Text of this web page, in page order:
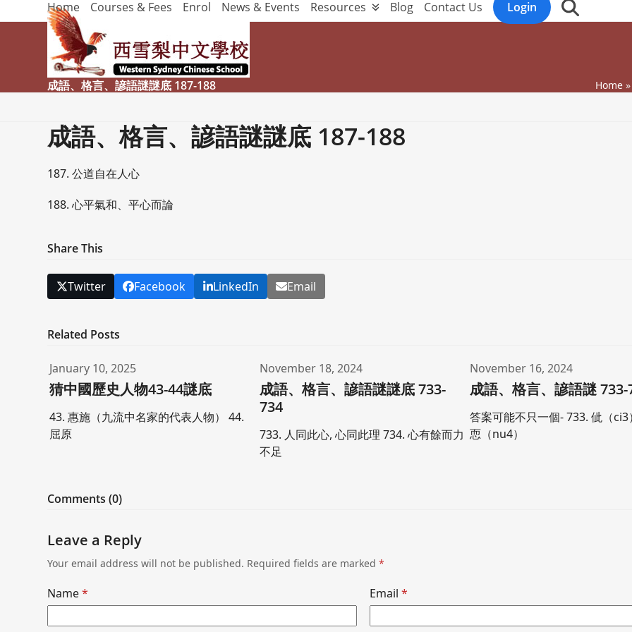
to
Home Courses & Fees Enrol News & Events Resources Blog Contact Us Login
成語、格言、諺語謎謎底 187-188 Home
成語、格言、諺語謎謎底 187-188
187. 公道自在人心
188. 心平氣和、平心而論
Share This
Twitter Facebook LinkedIn Email
Related Posts
January 10, 2025
猜中國歷史人物43-44謎底
43. 惠施（九流中名家的代表人物） 44.
屈原
November 18, 2024
成語、格言、諺語謎謎底 733-
734
733. 人同此心, 心同此理 734. 心有餘而力
不足
November 16, 2024
成語、格言、諺語謎 733-
答案可能不只一個- 733. 佌（ci3
恧（nu4）
Comments (0)
Leave a Reply
Your email address will not be published. Required fields are marked*
Name* Email *